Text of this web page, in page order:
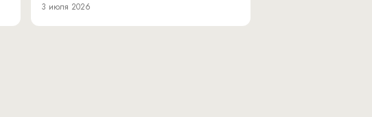
3 июля 2026